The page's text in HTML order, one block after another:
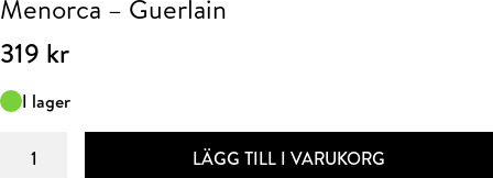
Menorca – Guerlain
319 kr
I lager
LÄGG TILL I VARUKORG